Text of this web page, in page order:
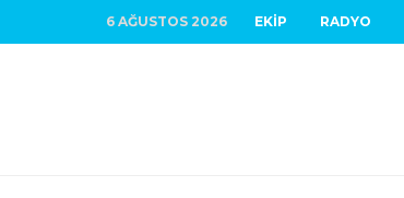
6 AĞUSTOS 2026 EKIP RADYO